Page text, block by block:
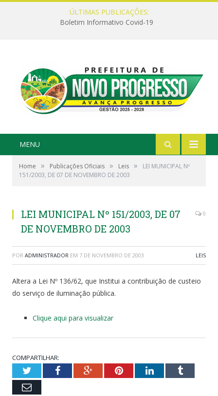
ÚLTIMAS PUBLICAÇÕES:
Boletim Informativo Covid-19
MENU
Home » Publicações Oficiais » Leis »
LEI MUNICIPAL Nº
151/2003, DE 07 DE NOVEMBRO DE 2003
LEI MUNICIPAL Nº 151/2003, DE 07
DE NOVEMBRO DE 2003
0
POR ADMINISTRADOR EM 7 DE NOVEMBRO DE 2003 LEIS
Altera a Lei Nº 136/62, que Institui a contribuição de custeio
do serviço de iluminação pública.
Clique aqui para visualizar
COMPARTILHAR:
TwitterFacebookGoogle+PinterestLinkedInTumblr
Email